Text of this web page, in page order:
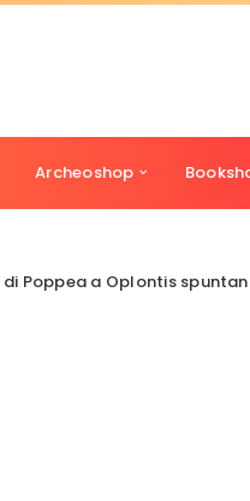
Archeoshop
a Oplontis spuntano